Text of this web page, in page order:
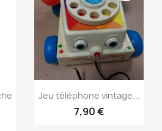
Aperçu rapide
Jeu téléphone vintage...
7,90 €